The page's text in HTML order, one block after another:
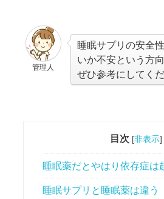
管理人
睡眠サプリの安全
いか不安という方
ぜひ参考にしてくだ
目次 [非表示]
睡眠薬だとやはり依存症は
睡眠サプリと睡眠薬は違う